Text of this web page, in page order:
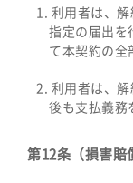
利用者は、
指定の届出を
て本契約の全
利用者は、
後も支払義務
第12条（損害賠